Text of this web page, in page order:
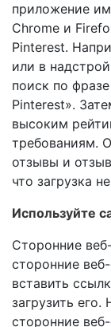
приложение
Chrome и
Pinterest.
или в
поиск по
Pinterest».
высоким
требованиям.
отзывы и
что загрузка
Используйте
Сторонние
сторонние
вставить
загрузить
сторонние